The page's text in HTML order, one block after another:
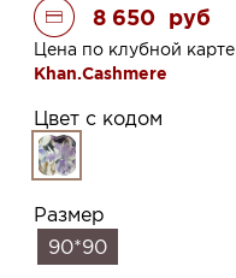
8 650 руб
Цена по клубной карте
Khan.Cashmere
Цвет с кодом
Размер
90*90